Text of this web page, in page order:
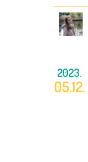
2023.
05.12.